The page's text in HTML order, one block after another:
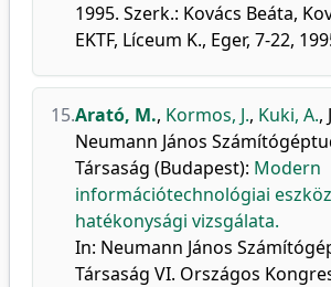
1995. Szerk.: Kovács Beáta,
EKTF, Líceum K., Eger, 7-22,
15.Arató, M., Kormos, J., Kuki, A.,
Neumann János
Társaság (Budapest): Modern
információtechnológiai
hatékonysági vizsgálata.
In: Neumann János
Társaság VI. Országos